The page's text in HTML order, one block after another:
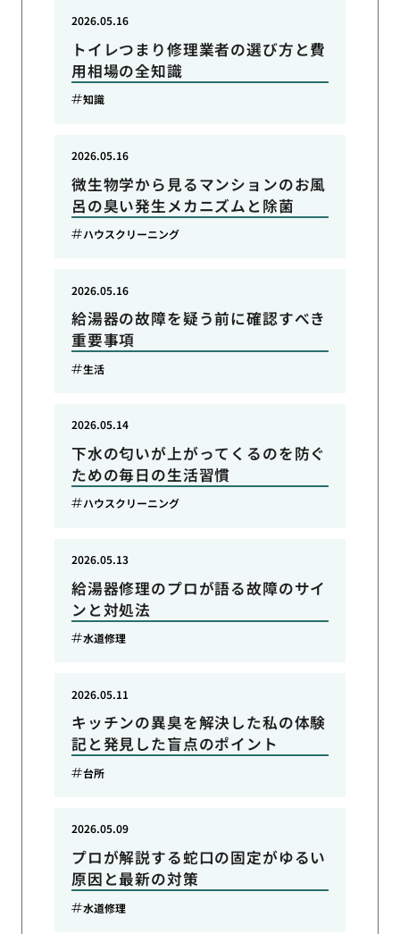
トイレつまり修理業者の選び方と費
用相場の全知識
2026.05.16
知識
微生物学から見るマンションのお風
呂の臭い発生メカニズムと除菌
2026.05.16
ハウスクリーニング
給湯器の故障を疑う前に確認すべき
重要事項
2026.05.16
生活
下水の匂いが上がってくるのを防ぐ
ための毎日の生活習慣
2026.05.14
ハウスクリーニング
給湯器修理のプロが語る故障のサイ
ンと対処法
2026.05.13
水道修理
キッチンの異臭を解決した私の体験
記と発見した盲点のポイント
2026.05.11
台所
プロが解説する蛇口の固定がゆるい
原因と最新の対策
2026.05.09
水道修理